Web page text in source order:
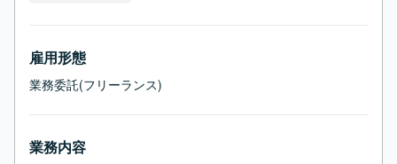
雇用形態
業務委託(フリーランス)
業務内容